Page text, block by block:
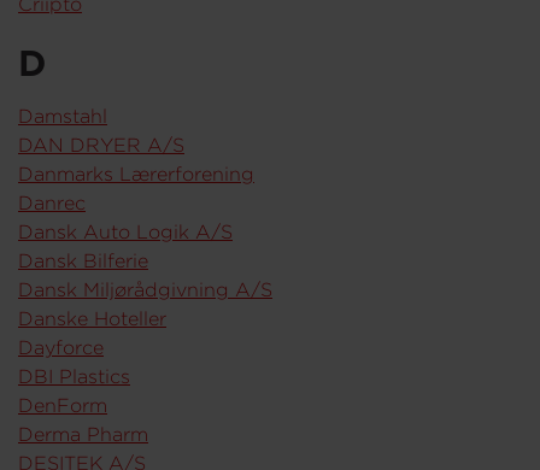
D
Damstahl
DAN DRYER A/S
Danmarks Lærerforening
Danrec
Dansk Auto Logik A/S
Dansk Bilferie
Dansk Miljørådgivning A/S
Danske Hoteller
Dayforce
DBI Plastics
DenForm
Derma Pharm
DESITEK A/S